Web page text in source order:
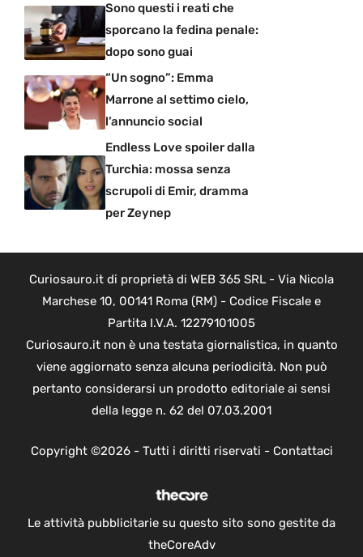
Sono questi i reati che
sporcano la fedina penale:
dopo sono guai
“Un sogno”: Emma
Marrone al settimo cielo,
l’annuncio social
Endless Love spoiler dalla
Turchia: mossa senza
scrupoli di Emir, dramma
per Zeynep
Curiosauro.it di proprietà di WEB 365 SRL - Via Nicola
Marchese 10, 00141 Roma (RM) - Codice Fiscale e
Partita I.V.A. 12279101005
Curiosauro.it non è una testata giornalistica, in quanto
viene aggiornato senza alcuna periodicità. Non può
pertanto considerarsi un prodotto editoriale ai sensi
della legge n. 62 del 07.03.2001
Copyright ©2026 - Tutti i diritti riservati - Contattaci
Le attività pubblicitarie su questo sito sono gestite da
theCoreAdv